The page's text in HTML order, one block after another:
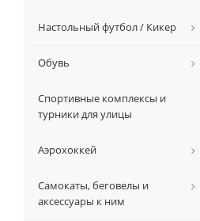
Настольный футбол / Кикер
Обувь
Спортивные комплексы и
турники для улицы
Аэрохоккей
Самокаты, беговелы и
аксессуары к ним